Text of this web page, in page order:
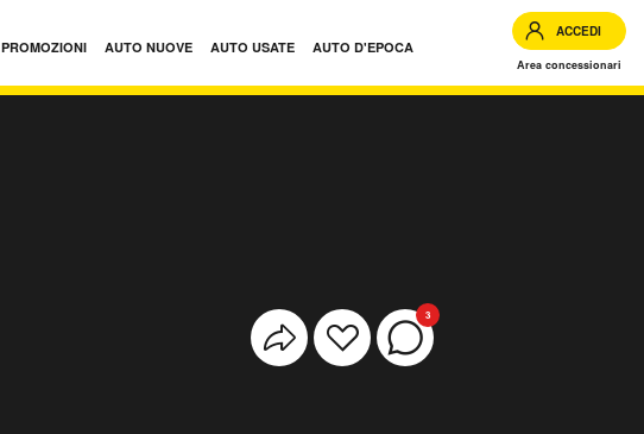
PROMOZIONI AUTO NUOVE AUTO USATE AUTO D'EPOCA
ACCEDI
Area concessionari
3